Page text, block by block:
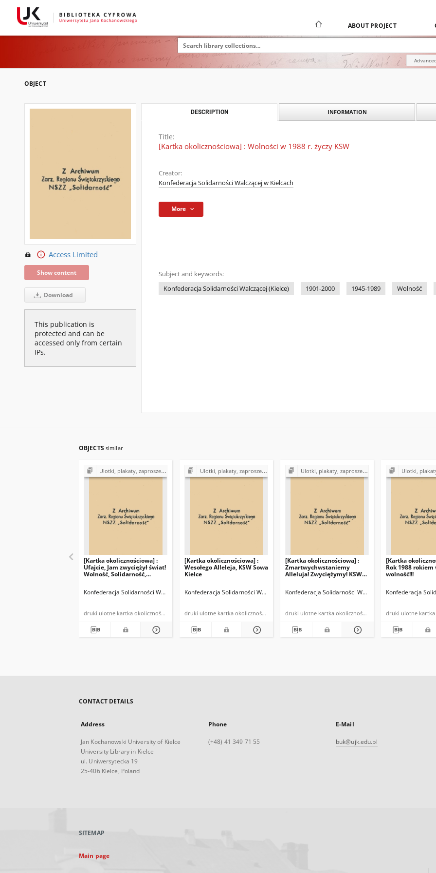
ABOUT PROJECT
OBJECT
Access Limited
Show content
Download
This publication is
protected and can be
accessed only from certain
IPs.
DESCRIPTION INFORMATION
Title:
[Kartka okolicznościowa] : Wolności w 1988 r. życzy KSW
Creator:
Konfederacja Solidarności Walczącej w Kielcach
More
Subject and keywords:
Konfederacja Solidarności Walczącej (Kielce)
1901-2000 1945-1989 Wolność
OBJECTS similar
Ulotki, plakaty, zaproszenia, cegiełki, kartki okolicznościowe, kalendarzyki z lat 1980-1990
[Kartka okolicznościowa] :
Ufajcie, Jam zwyciężył świat!
Wolność, Solidarność,
Konfederacja Solidarności Walczącej w Kielcach
druki ulotne kartka okolicznościowa powielona
Ulotki, plakaty, zaproszenia, cegiełki, kartki okolicznościowe, kalendarzyki z lat 1980-1990
[Kartka okolicznościowa] :
Wesołego Alleleja, KSW Sowa
Kielce
Konfederacja Solidarności Walczącej w Kielcach
druki ulotne kartka okolicznościowa
Ulotki, plakaty, zaproszenia, cegiełki, kartki okolicznościowe, kalendarzyki z lat 1980-1990
[Kartka okolicznościowa] :
Zmartwychwstaniemy
Alleluja! Zwyciężymy! KSW
Konfederacja Solidarności Walczącej w Kielcach
druki ulotne kartka okolicznościowa powielona
Ulotki, plakaty, zaproszenia, cegiełki, kartki
[Kartka
Rok 1988
wolność!!!
Konfederacja
druki
CONTACT DETAILS
Address
Jan Kochanowski University of Kielce
University Library in Kielce
ul. Uniwersytecka 19
25-406 Kielce, Poland
Phone
(+48) 41 349 71 55
E-Mail
buk@ujk.edu.pl
SITEMAP
Main page